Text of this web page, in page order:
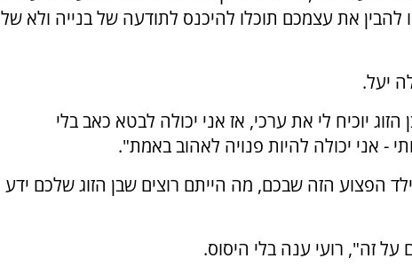
את עצמכם תוכלו להיכנס לתודעה של בנייה ולא של
יעל.
יוכיח לי את ערכי, אז אני יכולה לבטא כאב בלי
- אני יכולה להיות פנויה לאהוב באמת".
הפצוע הזה שבכם, מה הייתם רוצים שבן הזוג שלכם ידע
על זה", רועי ענה בלי היסוס.